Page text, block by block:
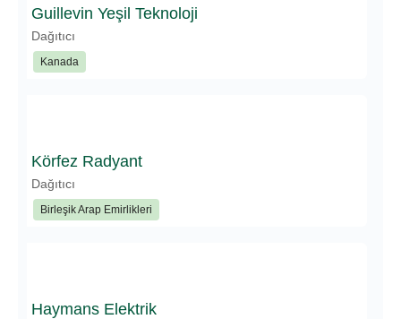
Guillevin Yeşil Teknoloji
Dağıtıcı
Kanada
Körfez Radyant
Dağıtıcı
Birleşik Arap Emirlikleri
Haymans Elektrik